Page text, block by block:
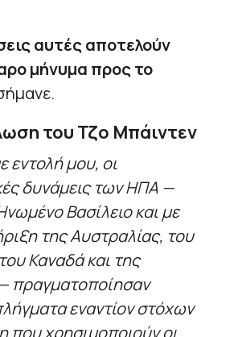
αυτές αποτελούν
μήνυμα προς το
του Τζο Μπάιντεν
εντολή μου, οι
δυνάμεις των ΗΠΑ —
Βασίλειο και με
της Αυστραλίας, του
Καναδά και της
πραγματοποίησαν
εναντίον στόχων
που χρησιμοποιούν οι